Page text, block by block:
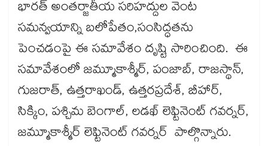
భారత్ అంతర్జాతీయ సరిహద్దుల వెంట
సమన్వయాన్ని బలోపేతం,సంసిద్ధతను
పెంచడంపై ఈ సమావేశం దృష్టి సారించింది. ఈ
సమావేశంలో జమ్మూకాశ్మీర్, పంజాబ్, రాజస్థాన్,
గుజరాత్, ఉత్తరాఖండ్, ఉత్తరప్రదేశ్, బీహార్,
సిక్కిం, పశ్చిమ బెంగాల్, లడఖ్ లెఫ్టినెంట్ గవర్నర్,
జమ్మూకాశ్మీర్ లెఫ్టినెంట్ గవర్నర్ పాల్గొన్నారు.